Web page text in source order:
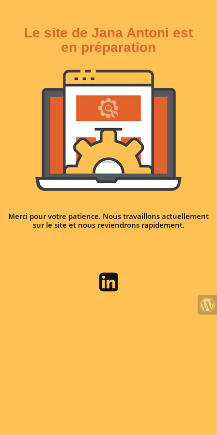
Le site de Jana Antoni est
en préparation
Merci pour votre patience. Nous travaillons actuellement
sur le site et nous reviendrons rapidement.